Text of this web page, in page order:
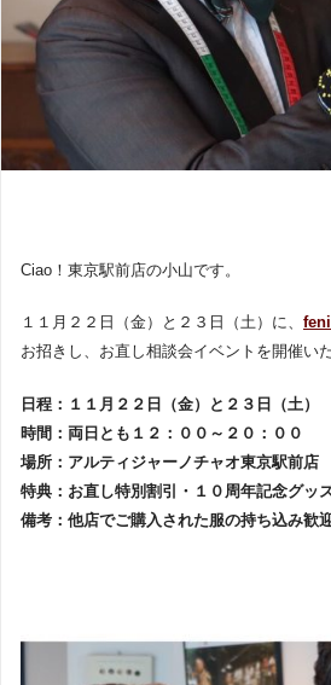
Ciao！東京駅前店の小山です。
１１月２２日（金）と２３日（土）に、
お招きし、お直し相談会イベントを開催い
日程：１１月２２日（金）と２３日（土）
時間：両日とも１２：００～２０：００
場所：アルティジャーノチャオ東京駅前店
特典：お直し特別割引・１０周年記念グッ
備考：他店でご購入された服の持ち込み歓